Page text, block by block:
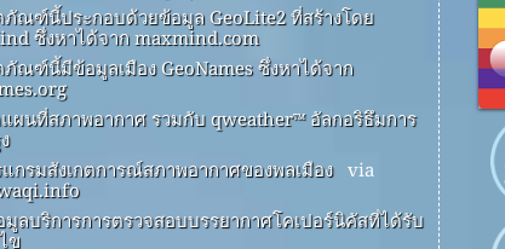
ภัณฑ์นี้ประกอบด้วยข้อมูล GeoLite2 ที่สร้างโดย
ซึ่งหาได้จาก maxmind.com
ภัณฑ์นี้มีข้อมูลเมือง GeoNames ซึ่งหาได้จาก
แผนที่สภาพอากาศ รวมกับ qweather™ อัลกอริธึมการ
กรมสังเกตการณ์สภาพอากาศของพลเมือง via
ลบริการการตรวจสอบบรรยากาศโคเปอร์นิคัสที่ได้รับ
ข